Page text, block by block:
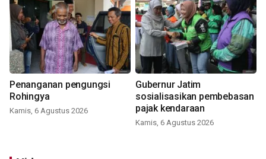
Penanganan pengungsi
Rohingya
Kamis, 6 Agustus 2026
Gubernur Jatim
sosialisasikan pembebasan
pajak kendaraan
Kamis, 6 Agustus 2026